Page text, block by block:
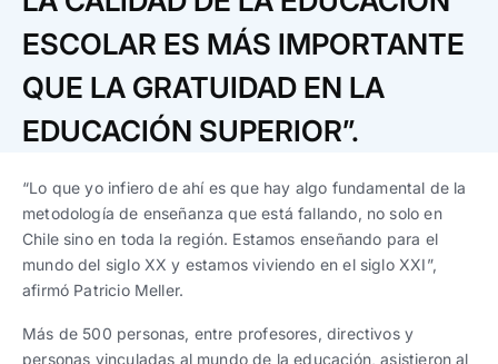
Trabaja con nosotros
Ver todo
Español|English
Ver todas
Ver todas
progresivos de gestión
Ver todos
Español|English
Español|English
Español|English
ESCOLAR ES MÁS IMPORTANTE
QUE LA GRATUIDAD EN LA
EDUCACIÓN SUPERIOR”.
“Lo que yo infiero de ahí es que hay algo fundamental de la
metodología de enseñanza que está fallando, no solo en
Chile sino en toda la región. Estamos enseñando para el
mundo del siglo XX y estamos viviendo en el siglo XXI”,
afirmó Patricio Meller.
Más de 500 personas, entre profesores, directivos y
personas vinculadas al mundo de la educación, asistieron al